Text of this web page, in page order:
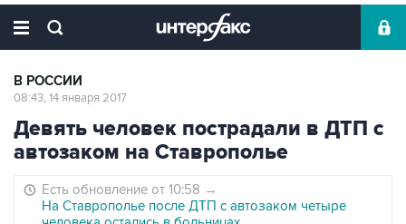
В РОССИИ
08:43, 14 января 2017
Девять человек пострадали в ДТП с
автозаком на Ставрополье
Есть обновление от 10:58 →
На Ставрополье после ДТП с автозаком четыре